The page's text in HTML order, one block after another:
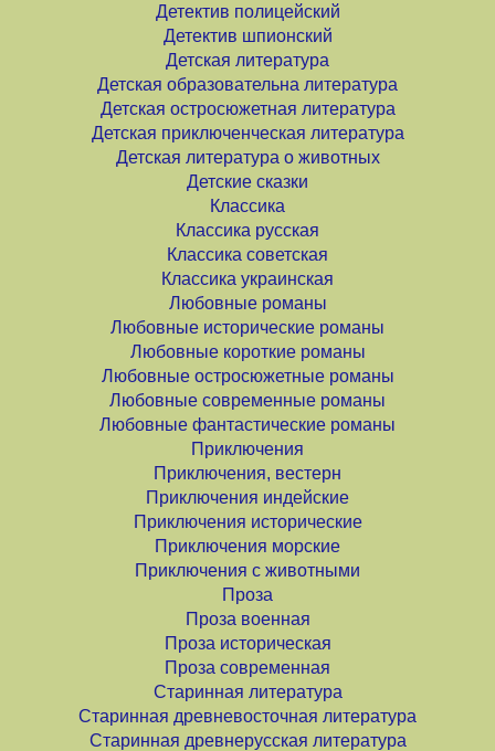
Детектив полицейский
Детектив шпионский
Детская литература
Детская образовательна литература
Детская остросюжетная литература
Детская приключенческая литература
Детская литература о животных
Детские сказки
Классика
Классика русская
Классика советская
Классика украинская
Любовные романы
Любовные исторические романы
Любовные короткие романы
Любовные остросюжетные романы
Любовные современные романы
Любовные фантастические романы
Приключения
Приключения, вестерн
Приключения индейские
Приключения исторические
Приключения морские
Приключения с животными
Проза
Проза военная
Проза историческая
Проза современная
Старинная литература
Старинная древневосточная литература
Старинная древнерусская литература